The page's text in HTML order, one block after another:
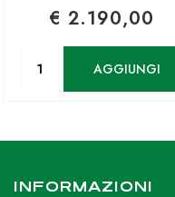
€ 2.190,00
AGGIUNGI
INFORMAZIONI